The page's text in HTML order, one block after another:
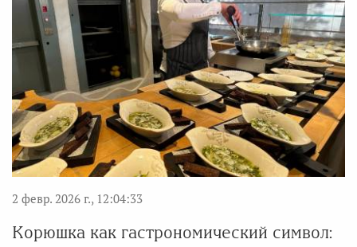
2 февр. 2026 г., 12:04:33
Корюшка как гастрономический символ: